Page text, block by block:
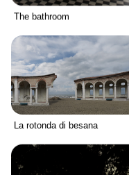
The bathroom
La rotonda di besana